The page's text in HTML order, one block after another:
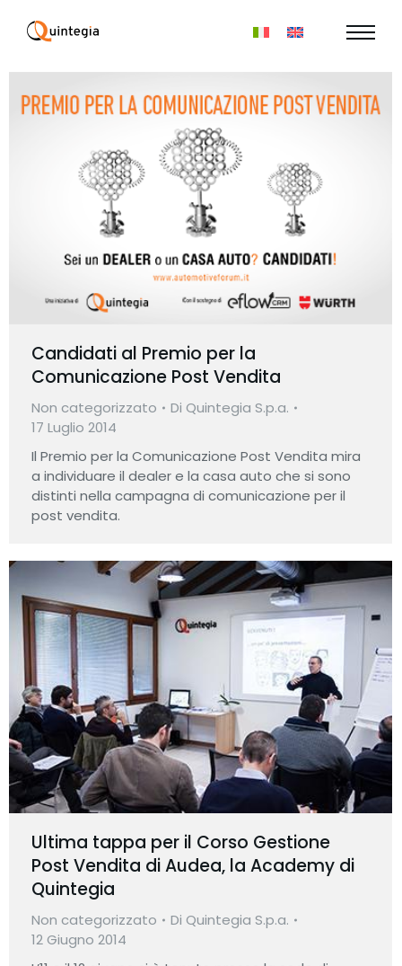
Candidati al Premio per la
Comunicazione Post Vendita
Non categorizzato Di Quintegia S.p.a.
17 Luglio 2014
Il Premio per la Comunicazione Post Vendita mira
a individuare il dealer e la casa auto che si sono
distinti nella campagna di comunicazione per il
post vendita.
Ultima tappa per il Corso Gestione
Post Vendita di Audea, la Academy di
Quintegia
Non categorizzato Di Quintegia S.p.a.
12 Giugno 2014